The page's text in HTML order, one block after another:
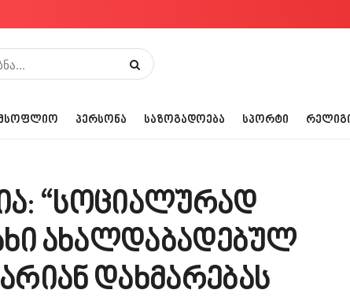
ᲞᲔᲠᲡᲝᲜᲐ ᲡᲐᲖᲝᲒᲐᲓᲝᲔᲑᲐ ᲡᲞᲝᲠᲢᲘ
“სოციალურად
ახალდაბადებულ
დახმარებას